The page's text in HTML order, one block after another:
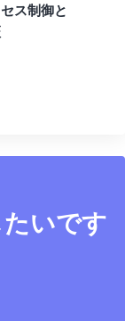
ス制御と
いです